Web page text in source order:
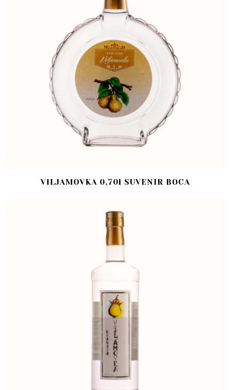
VILJAMOVKA 0,70l SUVENIR BOCA